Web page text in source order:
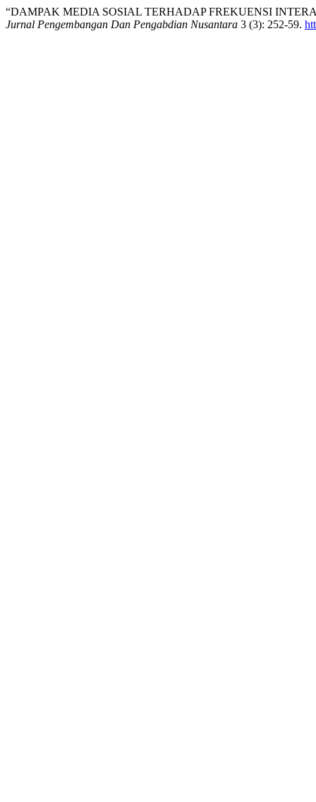
“DAMPAK MEDIA SOSIAL TERHADAP FREKUENSI
Jurnal Pengembangan Dan Pengabdian Nusantara 3 (3): 252-59.